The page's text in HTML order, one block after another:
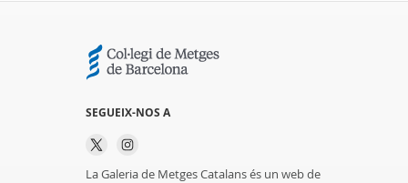
SEGUEIX-NOS A
La Galeria de Metges Catalans és un web de